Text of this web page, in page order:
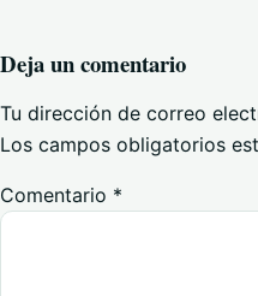
Deja un comentario
Tu dirección de correo
Los campos obligatorios
Comentario *